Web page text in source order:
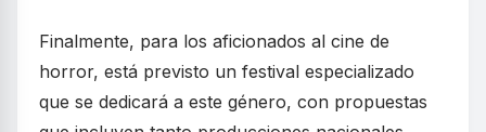
Finalmente, para los aficionados al cine de
horror, está previsto un festival especializado
que se dedicará a este género, con propuestas